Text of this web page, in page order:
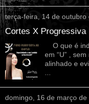
terça-feira, 14 de outubro
Cortes X Progressiva
O que é
em “U” ,
alinhado e
domingo, 16 de março de